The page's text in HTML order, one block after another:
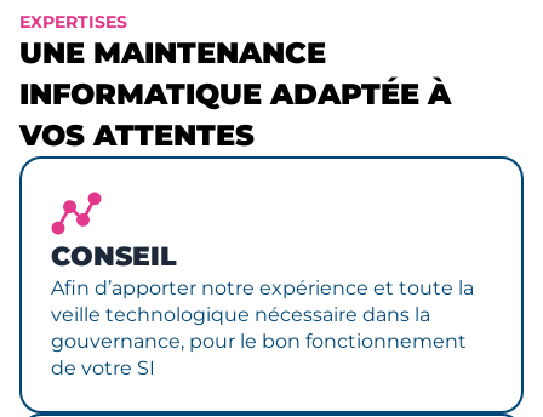
EXPERTISES
UNE MAINTENANCE
INFORMATIQUE ADAPTÉE À
VOS ATTENTES
CONSEIL
Afin d’apporter notre expérience et toute la
veille technologique nécessaire dans la
gouvernance, pour le bon fonctionnement
de votre SI